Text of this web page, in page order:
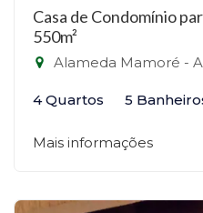
Casa de Condomínio
550m²
Alameda Mamoré -
4 Quartos 5
Mais informações